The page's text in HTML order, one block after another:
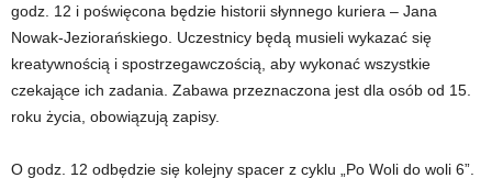
godz. 12 i poświęcona będzie historii słynnego kuriera – Jana
Nowak-Jeziorańskiego. Uczestnicy będą musieli wykazać się
kreatywnością i spostrzegawczością, aby wykonać wszystkie
czekające ich zadania. Zabawa przeznaczona jest dla osób od 15.
roku życia, obowiązują zapisy.
O godz. 12 odbędzie się kolejny spacer z cyklu „Po Woli do woli 6”.